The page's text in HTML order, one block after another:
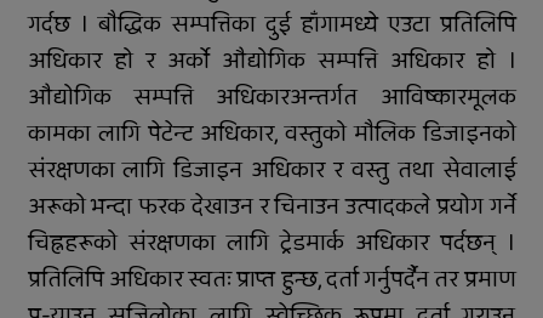
गर्दछ । बौद्धिक सम्पत्तिका दुई हाँगामध्ये एउटा प्रतिलिपि
अधिकार हो र अर्को औद्योगिक सम्पत्ति अधिकार हो ।
औद्योगिक सम्पत्ति अधिकारअन्तर्गत आविष्कारमूलक
कामका लागि पेटेन्ट अधिकार, वस्तुको मौलिक डिजाइनको
संरक्षणका लागि डिजाइन अधिकार र वस्तु तथा सेवालाई
अरूको भन्दा फरक देखाउन र चिनाउन उत्पादकले प्रयोग गर्ने
चिह्नहरूको संरक्षणका लागि ट्रेडमार्क अधिकार पर्दछन् ।
प्रतिलिपि अधिकार स्वतः प्राप्त हुन्छ, दर्ता गर्नुपर्दैन तर प्रमाण